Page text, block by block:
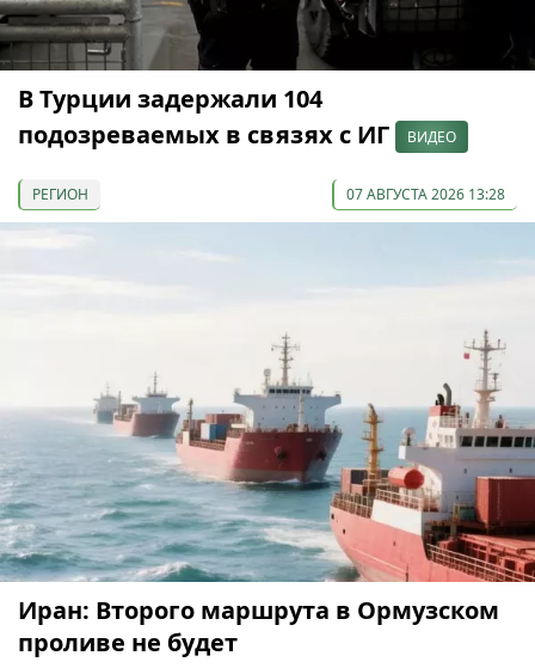
В Турции задержали 104
подозреваемых в связях с ИГ
ВИДЕО
РЕГИОН 07 АВГУСТА 2026 13:28
Иран: Второго маршрута в Ормузском
проливе не будет